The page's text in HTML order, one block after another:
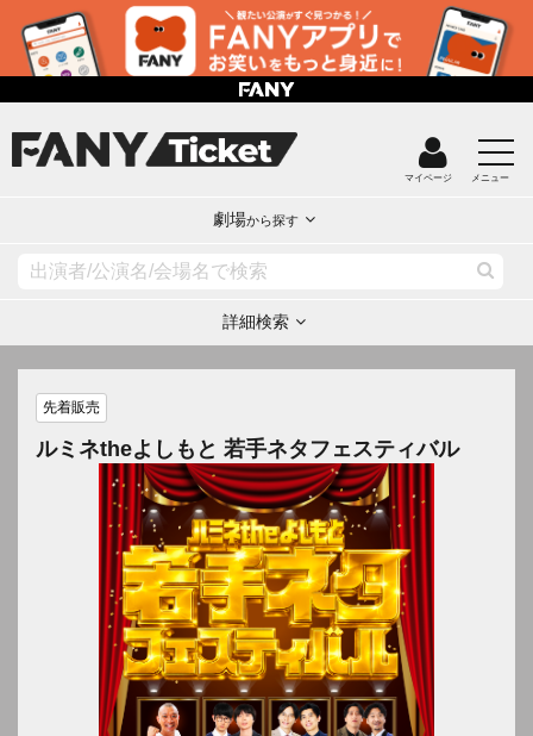
マイページ メニュー
劇場から探す
詳細検索
先着販売
ルミネtheよしもと 若手ネタフェスティバル